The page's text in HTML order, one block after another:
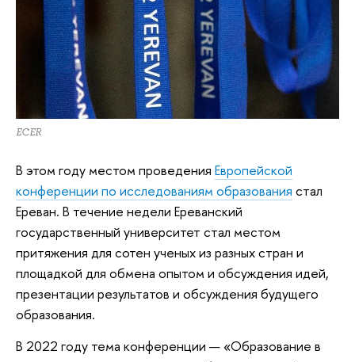
ECER
В этом году местом проведения Европейской
конференции по исследованиям образования стал
Ереван. В течение недели Ереванский
государственный университет стал местом
притяжения для сотен ученых из разных стран и
площадкой для обмена опытом и обсуждения идей,
презентации результатов и обсуждения будущего
образования.
В 2022 году тема конференции — «Образование в